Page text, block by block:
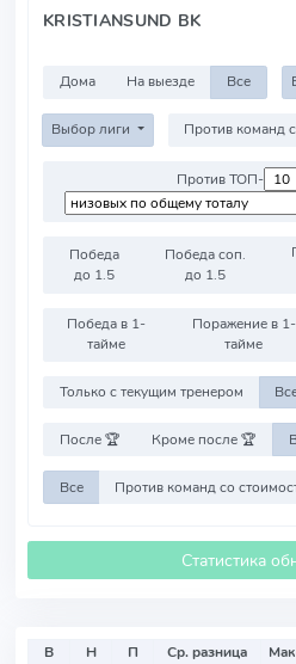
KRISTIANSUND BK
Дома На выезде Все
Выбор лиги Против команд с
Против ТОП-
Победа
до 1.5
Победа соп.
до 1.5
Победа в 1-
тайме
Поражение в 1-
тайме
Только с текущим тренером
После 🏆 Кроме после 🏆
Все
Статистика
В Н П Ср. разница